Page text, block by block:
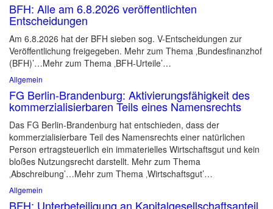
BFH: Alle am 6.8.2026 veröffentlichten
Entscheidungen
Am 6.8.2026 hat der BFH sieben sog. V-Entscheidungen zur
Veröffentlichung freigegeben. Mehr zum Thema ‚Bundesfinanzhof
(BFH)’…Mehr zum Thema ‚BFH-Urteile’…
Allgemein
FG Berlin-Brandenburg: Aktivierungsfähigkeit des
kommerzialisierbaren Teils eines Namensrechts
Das FG Berlin-Brandenburg hat entschieden, dass der
kommerzialisierbare Teil des Namensrechts einer natürlichen
Person ertragsteuerlich ein immaterielles Wirtschaftsgut und kein
bloßes Nutzungsrecht darstellt. Mehr zum Thema
‚Abschreibung’…Mehr zum Thema ‚Wirtschaftsgut’…
Allgemein
BFH: Unterbeteiligung an Kapitalgesellschaftsanteil